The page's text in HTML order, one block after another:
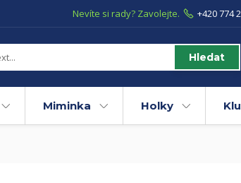
Hledat
Nevíte si rady? Zavolejte. +420 774
Miminka Holky